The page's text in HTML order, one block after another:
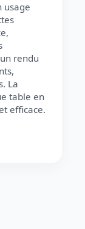
usage
rendu
La
table en
efficace.